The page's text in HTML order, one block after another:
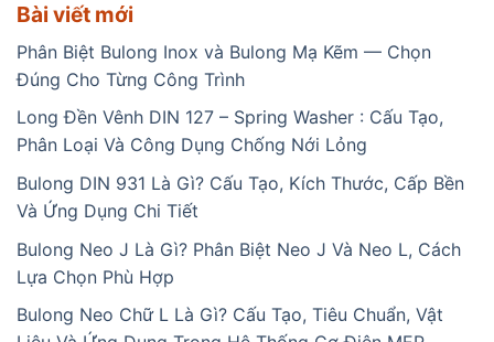
Bài viết mới
Phân Biệt Bulong Inox và Bulong Mạ Kẽm — Chọn
Đúng Cho Từng Công Trình
Long Đền Vênh DIN 127 – Spring Washer : Cấu Tạo,
Phân Loại Và Công Dụng Chống Nới Lỏng
Bulong DIN 931 Là Gì? Cấu Tạo, Kích Thước, Cấp Bền
Và Ứng Dụng Chi Tiết
Bulong Neo J Là Gì? Phân Biệt Neo J Và Neo L, Cách
Lựa Chọn Phù Hợp
Bulong Neo Chữ L Là Gì? Cấu Tạo, Tiêu Chuẩn, Vật